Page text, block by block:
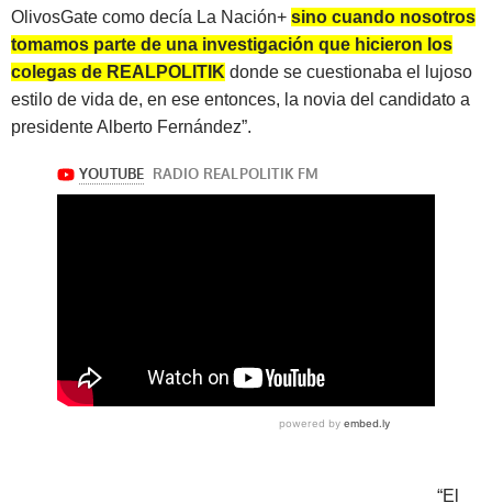
OlivosGate como decía La Nación+ sino cuando nosotros
tomamos parte de una investigación que hicieron los
colegas de REALPOLITIK donde se cuestionaba el lujoso
estilo de vida de, en ese entonces, la novia del candidato a
presidente Alberto Fernández”.
“El